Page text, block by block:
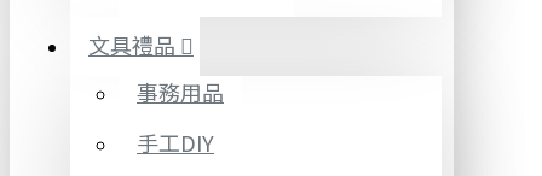
文具禮品
事務用品
手工DIY